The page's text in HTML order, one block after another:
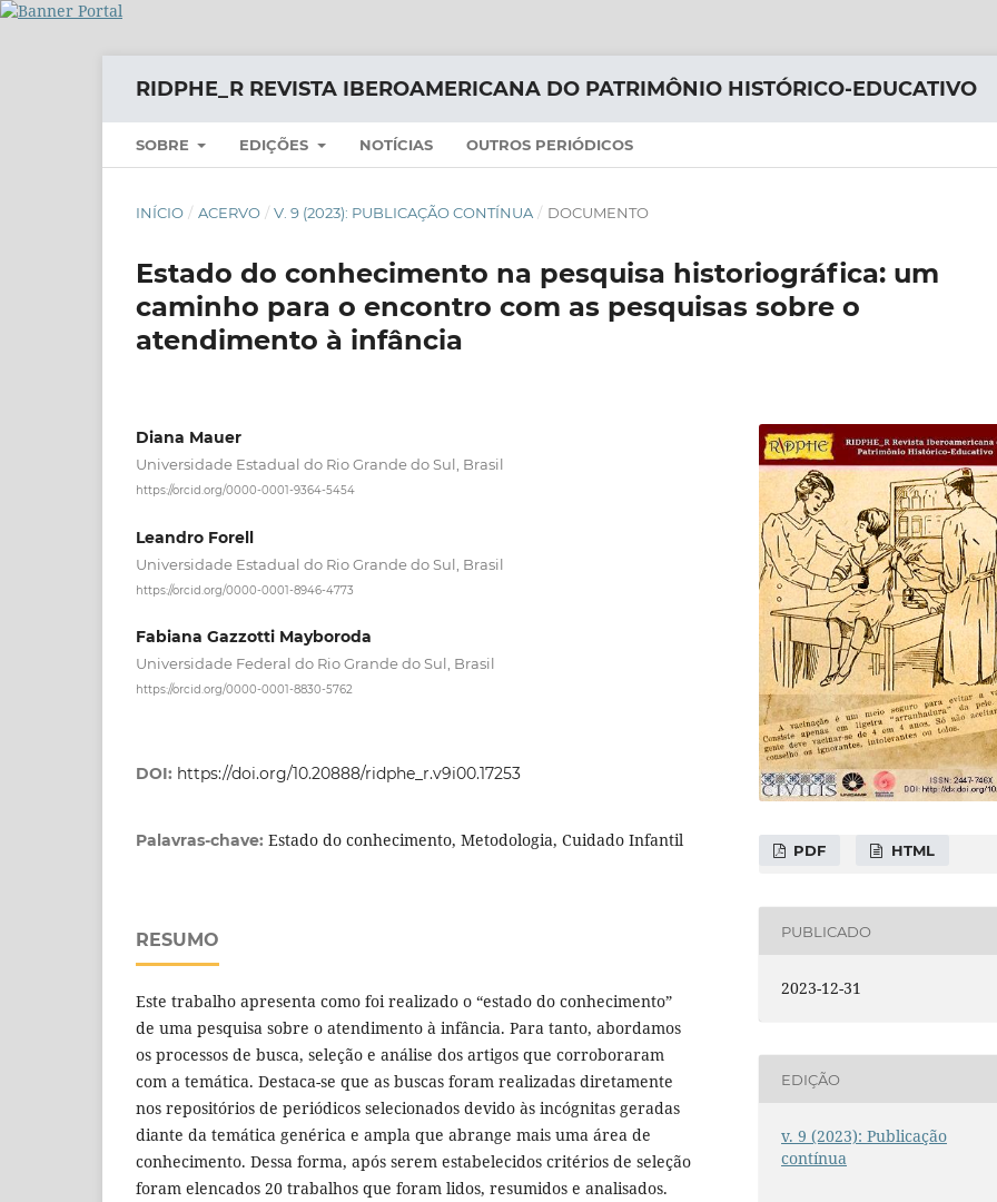
RIDPHE_R REVISTA IBEROAMERICANA DO PATRIMÔNIO HISTÓRICO-EDUCATIVO
SOBRE EDIÇÕES NOTÍCIAS OUTROS PERIÓDICOS
INÍCIO / ACERVO / V. 9 (2023): PUBLICAÇÃO CONTÍNUA / DOCUMENTO
Estado do conhecimento na pesquisa historiográfica: um
caminho para o encontro com as pesquisas sobre o
atendimento à infância
Diana Mauer
Universidade Estadual do Rio Grande do Sul, Brasil
https://orcid.org/0000-0001-9364-5454
Leandro Forell
Universidade Estadual do Rio Grande do Sul, Brasil
https://orcid.org/0000-0001-8946-4773
Fabiana Gazzotti Mayboroda
Universidade Federal do Rio Grande do Sul, Brasil
https://orcid.org/0000-0001-8830-5762
DOI: https://doi.org/10.20888/ridphe_r.v9i00.17253
Palavras-chave: Estado do conhecimento, Metodologia, Cuidado Infantil
RESUMO
Este trabalho apresenta como foi realizado o “estado do conhecimento”
de uma pesquisa sobre o atendimento à infância. Para tanto, abordamos
os processos de busca, seleção e análise dos artigos que corroboraram
com a temática. Destaca-se que as buscas foram realizadas diretamente
nos repositórios de periódicos selecionados devido às incógnitas geradas
diante da temática genérica e ampla que abrange mais uma área de
conhecimento. Dessa forma, após serem estabelecidos critérios de seleção
foram elencados 20 trabalhos que foram lidos, resumidos e analisados.
PDF HTML
PUBLICADO
2023-12-31
EDIÇÃO
v. 9 (2023): Publicação
contínua